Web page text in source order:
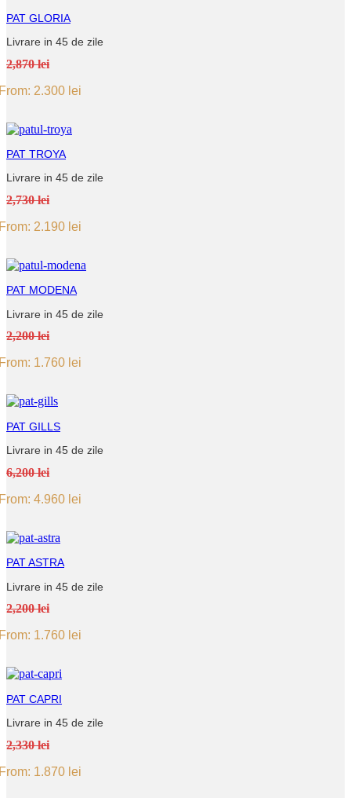
PAT GLORIA
Livrare in 45 de zile
2,870 lei
2.300 lei
PAT TROYA
Livrare in 45 de zile
2,730 lei
2.190 lei
PAT MODENA
Livrare in 45 de zile
2,200 lei
1.760 lei
PAT GILLS
Livrare in 45 de zile
6,200 lei
4.960 lei
PAT ASTRA
Livrare in 45 de zile
2,200 lei
1.760 lei
PAT CAPRI
Livrare in 45 de zile
2,330 lei
1.870 lei